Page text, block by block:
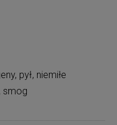
pył, niemiłe
smog